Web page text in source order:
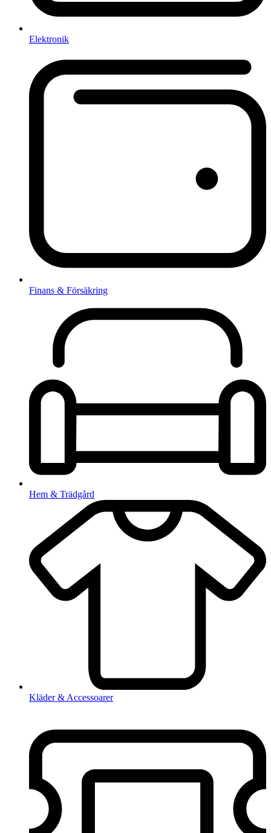
Elektronik
Finans & Försäkring
Hem & Trädgård
Kläder & Accessoarer